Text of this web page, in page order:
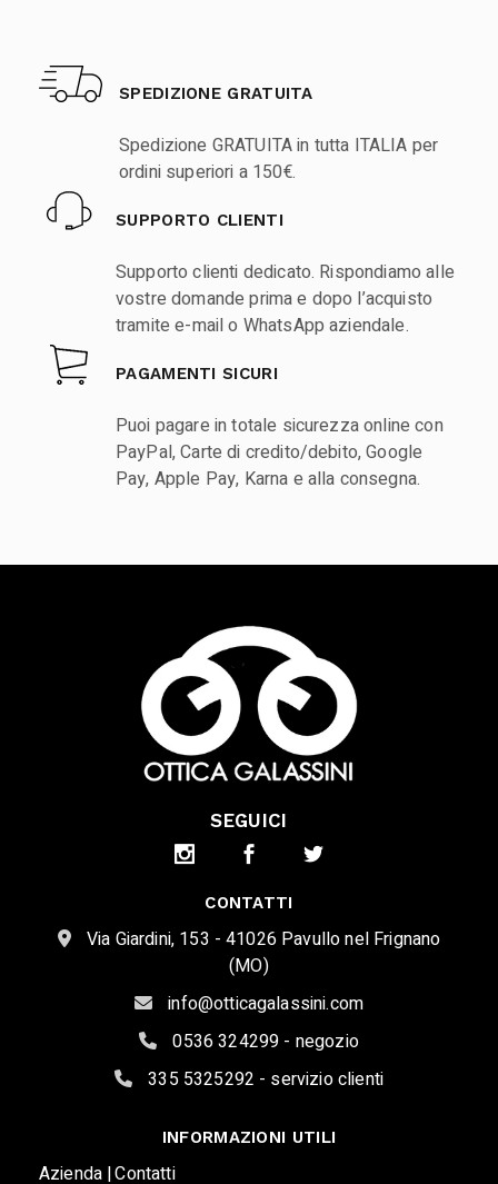
SPEDIZIONE GRATUITA
Spedizione GRATUITA in tutta ITALIA per
ordini superiori a 150€.
SUPPORTO CLIENTI
Supporto clienti dedicato. Rispondiamo alle
vostre domande prima e dopo l’acquisto
tramite e-mail o WhatsApp aziendale.
PAGAMENTI SICURI
Puoi pagare in totale sicurezza online con
PayPal, Carte di credito/debito, Google
Pay, Apple Pay, Karna e alla consegna.
SEGUICI
CONTATTI
Via Giardini, 153 - 41026 Pavullo nel Frignano
(MO)
info@otticagalassini.com
0536 324299 - negozio
335 5325292 - servizio clienti
INFORMAZIONI UTILI
Azienda |Contatti